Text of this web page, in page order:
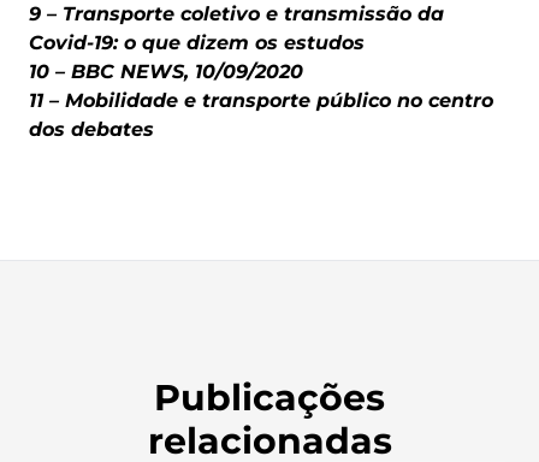
9 – Transporte coletivo e transmissão da
Covid-19: o que dizem os estudos
10 – BBC NEWS, 10/09/2020
11 – Mobilidade e transporte público no centro
dos debates
Publicações
relacionadas